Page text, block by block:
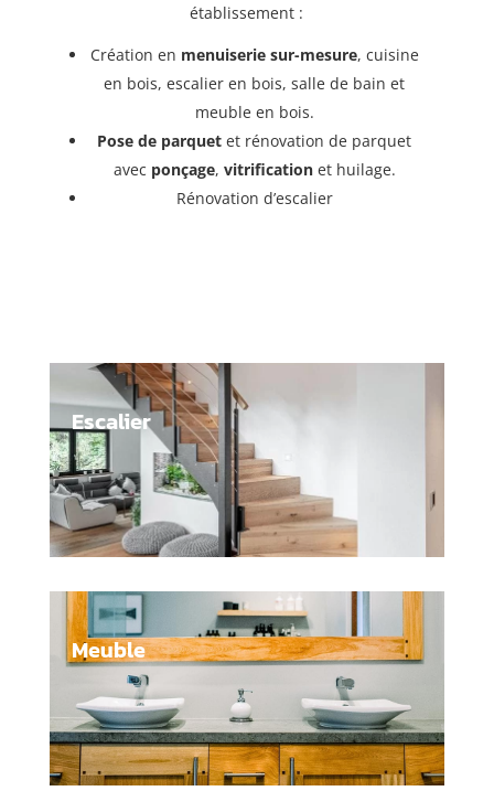
établissement :
Création en menuiserie sur-mesure, cuisine
en bois, escalier en bois, salle de bain et
meuble en bois.
Pose de parquet et rénovation de parquet
avec ponçage, vitrificationet huilage.
Rénovation d’escalier
Escalier
Meuble